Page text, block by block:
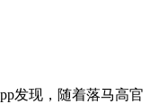
发现，随着落马高官